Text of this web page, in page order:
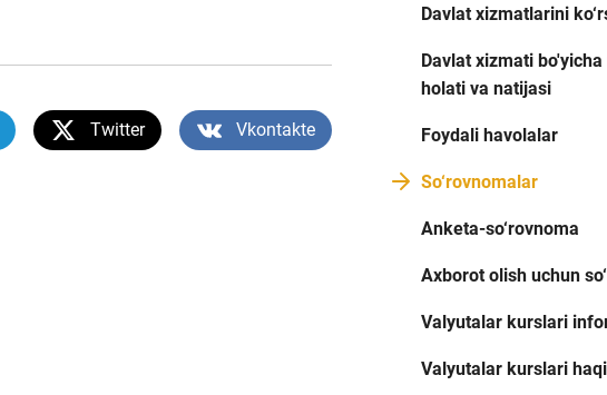
Twitter Vkontakte
Davlat xizmatlarini
Davlat xizmati
holati va natijasi
Foydali havolalar
So‘rovnomalar
Anketa-so‘rovnoma
Axborot olish uchun
Valyutalar kurslari
Valyutalar kurslari